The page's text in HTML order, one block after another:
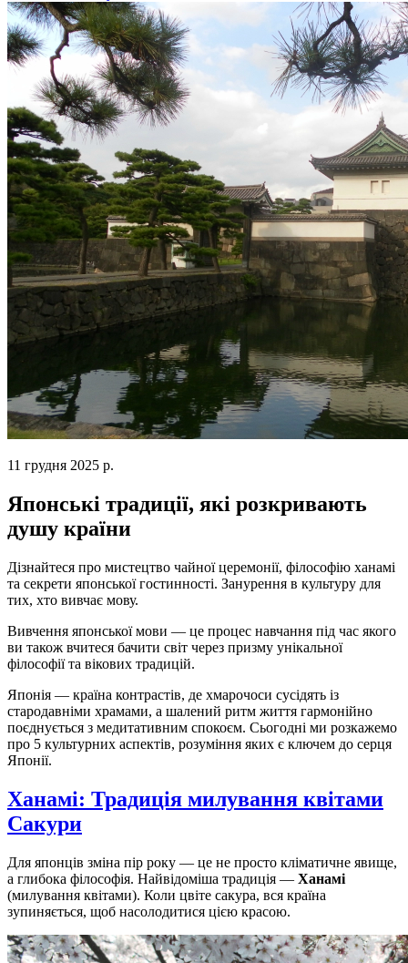
11 грудня 2025 р.
Японські традиції, які розкривають
душу країни
Дізнайтеся про мистецтво чайної церемонії, філософію ханамі
та секрети японської гостинності. Занурення в культуру для
тих, хто вивчає мову.
Вивчення японської мови — це процес навчання під час якого
ви також вчитеся бачити світ через призму унікальної
філософії та вікових традицій.
Японія — країна контрастів, де хмарочоси сусідять із
стародавніми храмами, а шалений ритм життя гармонійно
поєднується з медитативним спокоєм. Сьогодні ми розкажемо
про 5 культурних аспектів, розуміння яких є ключем до серця
Японії.
Ханамі: Традиція милування квітами
Сакури
Для японців зміна пір року — це не просто кліматичне явище,
а глибока філософія. Найвідоміша традиція — Ханамі
(милування квітами). Коли цвіте сакура, вся країна
зупиняється, щоб насолодитися цією красою.